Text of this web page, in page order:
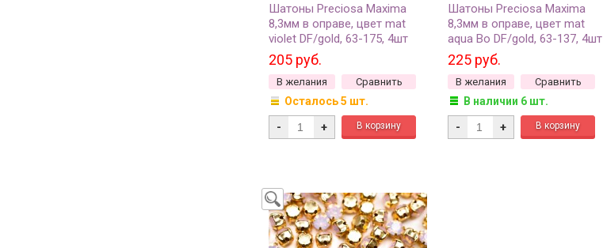
Шатоны Preciosa Maxima
8,3мм в оправе, цвет mat
violet DF/gold, 63-175, 4шт
205 руб.
В желания Сравнить
Осталось 5 шт.
- +
Шатоны Preciosa Maxima
8,3мм в оправе, цвет mat
aqua Bo DF/gold, 63-137, 4шт
225 руб.
В желания Сравнить
В наличии 6 шт.
- +